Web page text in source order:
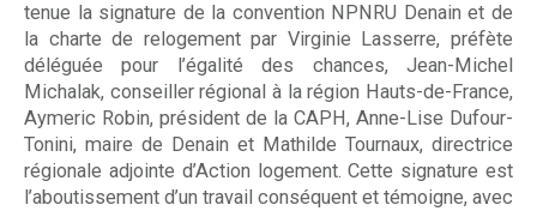
tenue la signature de la convention NPNRU Denain et de
la charte de relogement par Virginie Lasserre, préfète
déléguée pour l’égalité des chances, Jean-Michel
Michalak, conseiller régional à la région Hauts-de-France,
Aymeric Robin, président de la CAPH, Anne-Lise Dufour-
Tonini, maire de Denain et Mathilde Tournaux, directrice
régionale adjointe d’Action logement. Cette signature est
l’aboutissement d’un travail conséquent et témoigne, avec